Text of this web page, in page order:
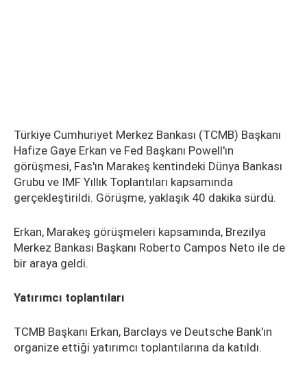
Türkiye Cumhuriyet Merkez Bankası (TCMB) Başkanı
Hafize Gaye Erkan ve Fed Başkanı Powell'ın
görüşmesi, Fas'ın Marakeş kentindeki Dünya Bankası
Grubu ve IMF Yıllık Toplantıları kapsamında
gerçekleştirildi. Görüşme, yaklaşık 40 dakika sürdü.
Erkan, Marakeş görüşmeleri kapsamında, Brezilya
Merkez Bankası Başkanı Roberto Campos Neto ile de
bir araya geldi.
Yatırımcı toplantıları
TCMB Başkanı Erkan, Barclays ve Deutsche Bank'ın
organize ettiği yatırımcı toplantılarına da katıldı.